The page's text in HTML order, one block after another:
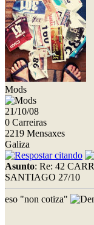
Mods
21/10/08
0 Carreiras
2219 Mensaxes
Galiza
Asunto: Re: 42
SANTIAGO 27/10
eso "non cotiza"